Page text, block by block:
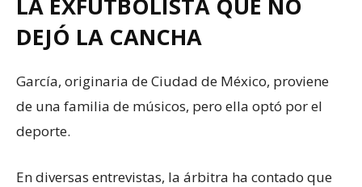
DEJÓ LA CANCHA
García, originaria de Ciudad de México, proviene
de una familia de músicos, pero ella optó por el
deporte.
En diversas entrevistas, la árbitra ha contado que